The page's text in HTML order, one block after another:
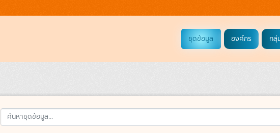
ชุดข้อมูล องค์กร กลุ่